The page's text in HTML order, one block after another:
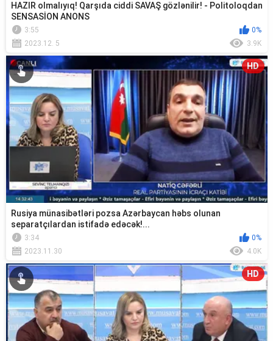
HAZIR olmalıyıq! Qarşıda ciddi SAVAŞ gözlənilir! - Politoloqdan
SENSASİON ANONS
3:55
0%
2023.12. 5
3.9K
HD
Rusiya münasibətləri pozsa Azərbaycan həbs olunan
separatçılardan istifadə edəcək!...
3:34
0%
2023.11.30
4.0K
HD